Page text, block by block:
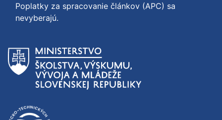
Poplatky za spracovanie článkov (APC) sa
nevyberajú.